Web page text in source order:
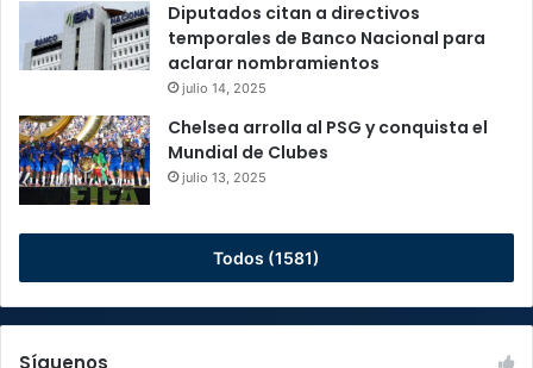
Diputados citan a directivos
temporales de Banco Nacional para
aclarar nombramientos
julio 14, 2025
Chelsea arrolla al PSG y conquista el
Mundial de Clubes
julio 13, 2025
Todos (1581)